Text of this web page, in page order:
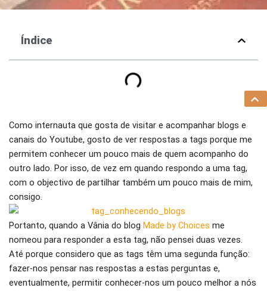
Índice
Como internauta que gosta de visitar e acompanhar blogs e
canais do Youtube, gosto de ver respostas a tags porque me
permitem conhecer um pouco mais de quem acompanho do
outro lado. Por isso, de vez em quando respondo a uma tag,
com o objectivo de partilhar também um pouco mais de mim,
consigo.
Portanto, quando a Vânia do blog Made by Choices me
nomeou para responder a esta tag, não pensei duas vezes.
Até porque considero que as tags têm uma segunda função:
fazer-nos pensar nas respostas a estas perguntas e,
eventualmente, permitir conhecer-nos um pouco melhor a nós